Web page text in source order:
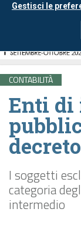
CONTABILITÀ
Enti di
I soggetti
categoria
intermedio
Gestisci le